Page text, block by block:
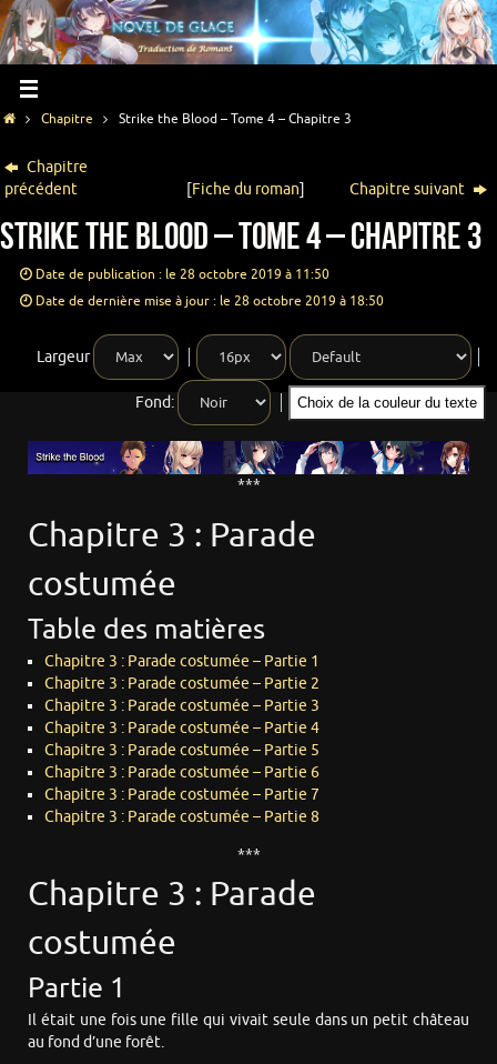
Chapitre Strike the Blood – Tome 4 – Chapitre 3
Chapitre
précédent
[Fiche du roman] Chapitre suivant
Strike the Blood – Tome 4 – Chapitre 3
Date de publication : le 28 octobre 2019 à 11:50
Date de dernière mise à jour : le 28 octobre 2019 à 18:50
Largeur
Fond: Choix de la couleur du texte
***
Chapitre 3 : Parade
costumée
Table des matières
Chapitre 3 : Parade costumée – Partie 1
Chapitre 3 : Parade costumée – Partie 2
Chapitre 3 : Parade costumée – Partie 3
Chapitre 3 : Parade costumée – Partie 4
Chapitre 3 : Parade costumée – Partie 5
Chapitre 3 : Parade costumée – Partie 6
Chapitre 3 : Parade costumée – Partie 7
Chapitre 3 : Parade costumée – Partie 8
***
Chapitre 3 : Parade
costumée
Partie 1
Il était une fois une fille qui vivait seule dans un petit château
au fond d’une forêt.